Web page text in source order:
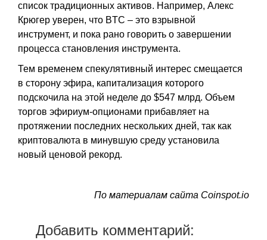
список традиционных активов. Например, Алекс
Крюгер уверен, что BTC – это взрывной
инструмент, и пока рано говорить о завершении
процесса становления инструмента.
Тем временем спекулятивный интерес смещается
в сторону эфира, капитализация которого
подскочила на этой неделе до $547 млрд. Объем
торгов эфириум-опционами прибавляет на
протяжении последних нескольких дней, так как
криптовалюта в минувшую среду установила
новый ценовой рекорд.
По материалам сайта Coinspot.io
Добавить комментарий: